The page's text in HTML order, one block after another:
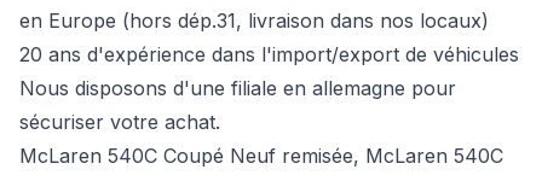
en Europe (hors dép.31, livraison dans nos locaux)
20 ans d'expérience dans l'import/export de véhicules
Nous disposons d'une filiale en allemagne pour
sécuriser votre achat.
McLaren 540C Coupé Neuf remisée, McLaren 540C